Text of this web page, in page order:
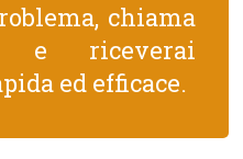
chiama
e riceverai
ed efficace.